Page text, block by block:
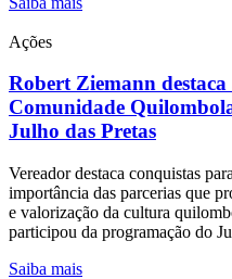
Ações
Robert Ziemann
Comunidade
Julho das Pretas
Vereador destaca conquistas
importância das parcerias que
e valorização da cultura
participou da programação do
Saiba mais